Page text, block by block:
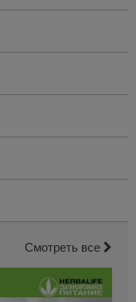
Смотреть все